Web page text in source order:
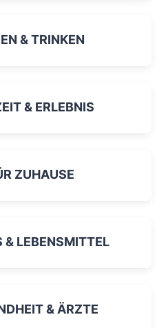
& TRINKEN
& ERLEBNIS
ZUHAUSE
& LEBENSMITTEL
& ÄRZTE